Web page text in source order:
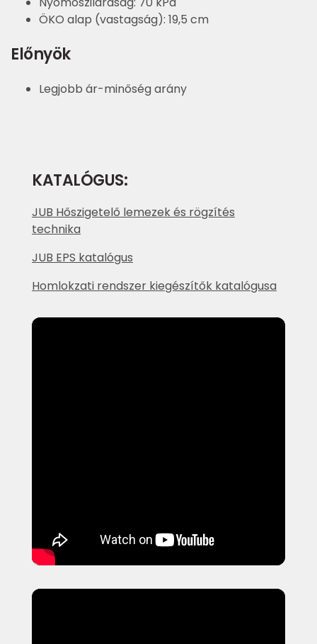
ÖKO alap (vastagság): 19,5 cm
Előnyök
Legjobb ár-minőség arány
KATALÓGUS:
JUB Hőszigetelő lemezek és rögzítés
technika
JUB EPS katalógus
Homlokzati rendszer kiegészítők katalógusa